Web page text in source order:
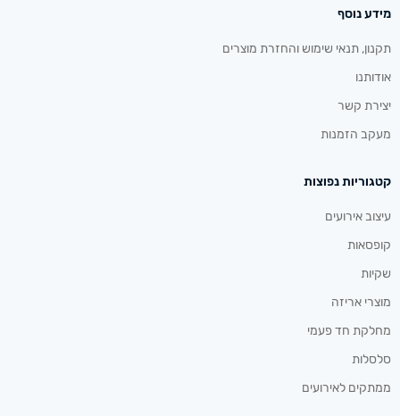
מידע נוסף
תקנון, תנאי שימוש והחזרת מוצרים
אודותנו
יצירת קשר
מעקב הזמנות
קטגוריות נפוצות
עיצוב אירועים
קופסאות
שקיות
מוצרי אריזה
מחלקת חד פעמי
סלסלות
ממתקים לאירועים